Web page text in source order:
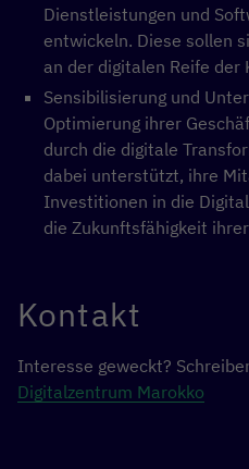
Dienstleistungen und
entwickeln. Diese sollen
an der digitalen Reife der
Sensibilisierung und
Optimierung ihrer
durch die digitale
dabei unterstützt, ihre
Investitionen in die
die Zukunftsfähigkeit
Kontakt
Interesse geweckt?
Digitalzentrum Marokko